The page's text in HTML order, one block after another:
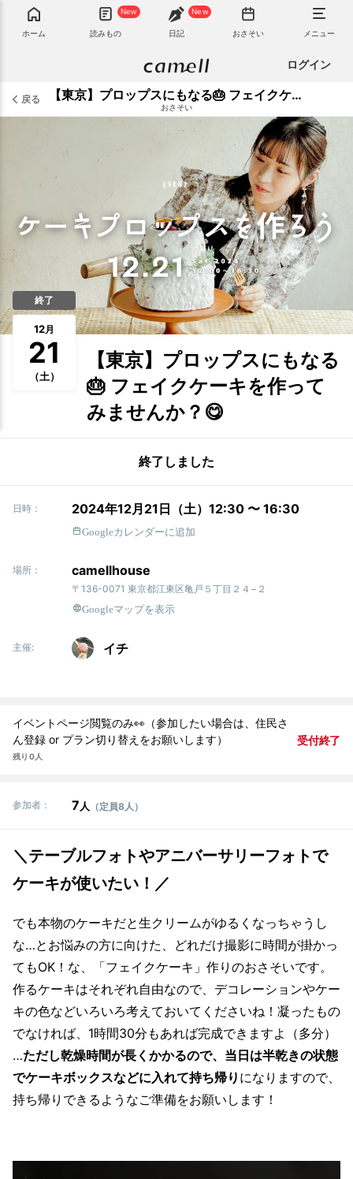
ホーム
New
読みもの
New
日記 おさそい メニュー
ログイン
戻る 【東京】プロップスにもなる🎂 フェイクケーキを作ってみませんか？😋
おさそい
終了
12月
21
（土）
【東京】プロップスにもなる
🎂 フェイクケーキを作って
みませんか？😋
終了しました
日時： 2024年12月21日（土）12:30 〜 16:30
Googleカレンダーに追加
場所： camellhouse
〒136-0071 東京都江東区亀戸５丁目２４−２
Googleマップを表示
主催: イチ
イベントページ閲覧のみ👀（参加したい場合は、住民さ
ん登録 or プラン切り替えをお願いします）
残り 0人
受付終了
参加者： 7人 （定員8人）
＼テーブルフォトやアニバーサリーフォトで
ケーキが使いたい！／
でも本物のケーキだと生クリームがゆるくなっちゃうし
な…とお悩みの方に向けた、どれだけ撮影に時間が掛かっ
てもOK！な、「フェイクケーキ」作りのおさそいです。
作るケーキはそれぞれ自由なので、デコレーションやケー
キの色などいろいろ考えておいてくださいね！凝ったもの
でなければ、1時間30分もあれば完成できますよ（多分）
…ただし乾燥時間が長くかかるので、当日は半乾きの状態
でケーキボックスなどに入れて持ち帰り になりますので、
持ち帰りできるようなご準備をお願いします！